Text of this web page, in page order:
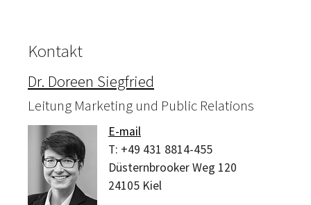
Kontakt
Dr. Doreen Siegfried
Leitung Marketing und Public Relations
E-mail
T: +49 431 8814-455
Düsternbrooker Weg 120
24105 Kiel